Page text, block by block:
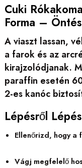
Cuki
Forma –
A viaszt lassan,
a farok és az
kirajzolódjanak.
paraffin esetén
2-es kanóc
Lépésről
Ellenőrizd, hogy a
Vágj megfelelő